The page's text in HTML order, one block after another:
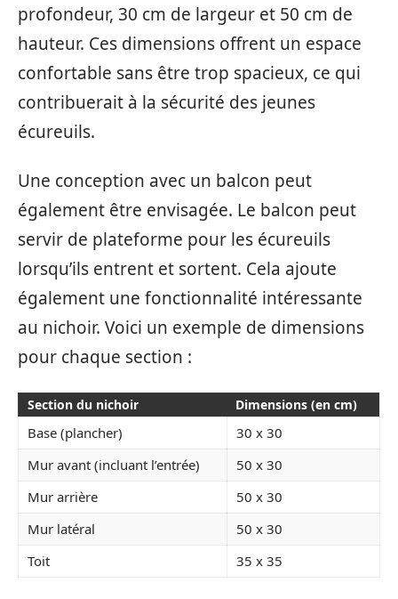
profondeur, 30 cm de largeur et 50 cm de
hauteur. Ces dimensions offrent un espace
confortable sans être trop spacieux, ce qui
contribuerait à la sécurité des jeunes
écureuils.
Une conception avec un balcon peut
également être envisagée. Le balcon peut
servir de plateforme pour les écureuils
lorsqu’ils entrent et sortent. Cela ajoute
également une fonctionnalité intéressante
au nichoir. Voici un exemple de dimensions
pour chaque section :
Section du nichoir Dimensions (en cm)
Base (plancher)
30 x 30
Mur avant (incluant l’entrée)
50 x 30
Mur arrière
50 x 30
Mur latéral
50 x 30
Toit
35 x 35